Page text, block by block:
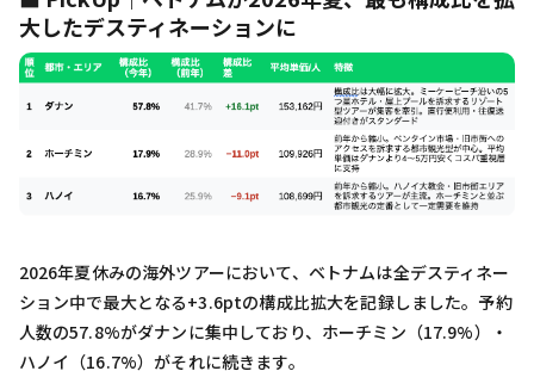
大したデスティネーションに
2026年夏休みの海外ツアーにおいて、ベトナムは全デスティネー
ション中で最大となる+3.6ptの構成比拡大を記録しました。予約
人数の57.8%がダナンに集中しており、ホーチミン（17.9%）・
ハノイ（16.7%）がそれに続きます。